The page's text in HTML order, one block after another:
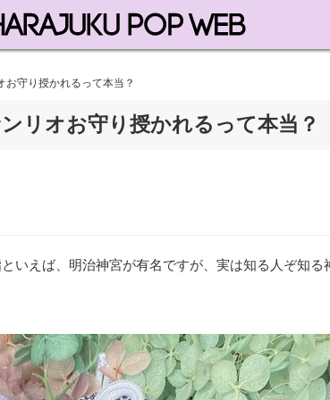
お守り授かれるって本当？
リオお守り授かれるって本当？
いえば、明治神宮が有名ですが、実は知る人ぞ知る